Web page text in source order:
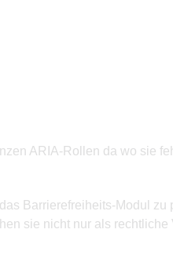
ARIA-Rollen da wo sie
Barrierefreiheits-Modul
sie nicht nur als